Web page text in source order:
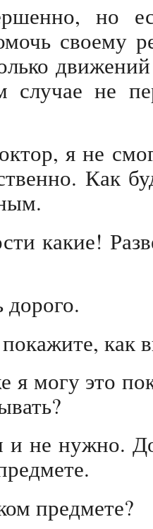
но
своему
не
я не
Как
какие!
как
я могу это
не нужно.
предмете?